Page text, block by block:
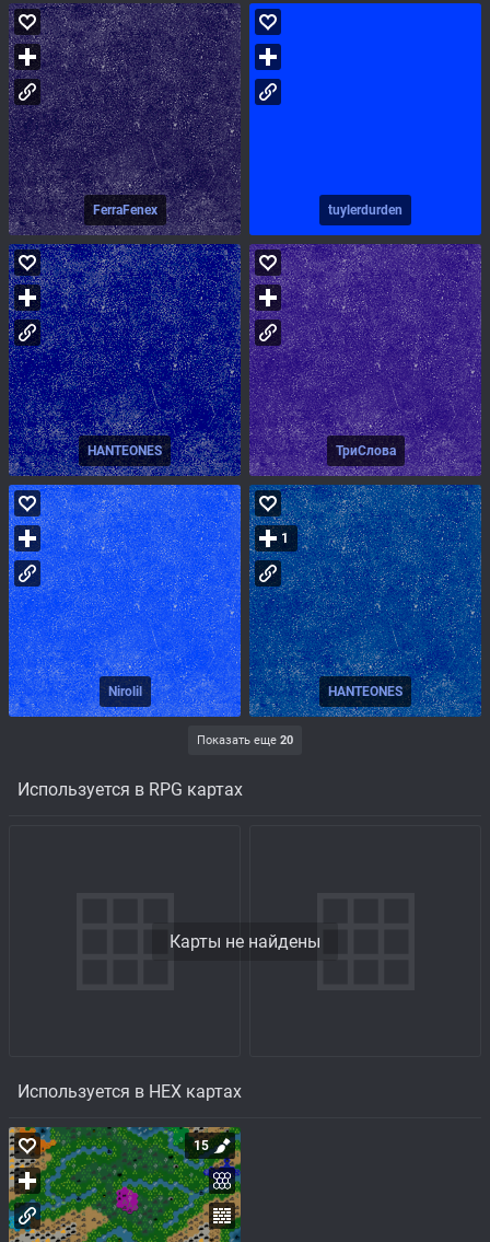
FerraFenex tuylerdurden
HANTEONES ТриСлова
Nirolil HANTEONES
1
Показать еще 20
Используется в RPG картах
Карты не найдены
Используется в HEX картах
15